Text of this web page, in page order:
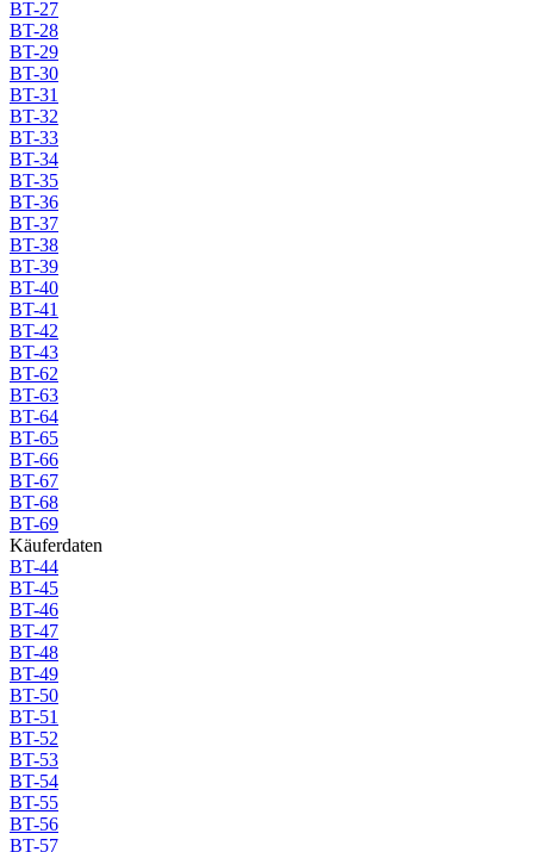
BT-27
BT-28
BT-29
BT-30
BT-31
BT-32
BT-33
BT-34
BT-35
BT-36
BT-37
BT-38
BT-39
BT-40
BT-41
BT-42
BT-43
BT-62
BT-63
BT-64
BT-65
BT-66
BT-67
BT-68
BT-69
Käuferdaten
BT-44
BT-45
BT-46
BT-47
BT-48
BT-49
BT-50
BT-51
BT-52
BT-53
BT-54
BT-55
BT-56
BT-57